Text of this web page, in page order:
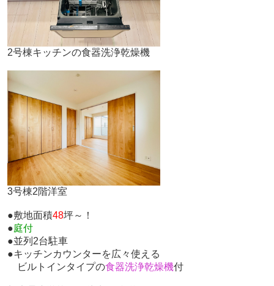
2号棟キッチンの食器洗浄乾燥機
3号棟2階洋室
●敷地面積48坪～！
●庭付
●並列2台駐車
●キッチンカウンターを広々使える
ビルトインタイプの食器洗浄乾燥機付